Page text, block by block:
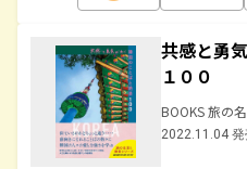
共感と勇
１００
BOOKS 旅の
2022.11.04